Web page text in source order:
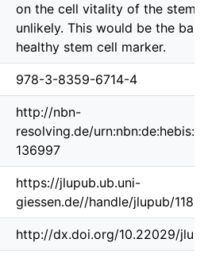
on the cell vitality of the stem
unlikely. This would be the
healthy stem cell marker.
978-3-8359-6714-4
http://nbn-
resolving.de/
136997
https://jlupub.ub.uni-
giessen.de//handle/jlupub/
http://dx.doi.org/10.22029/